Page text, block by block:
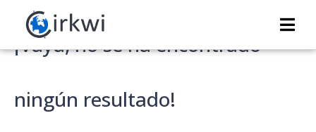
¡Vaya, no se ha encontrado
ningún resultado!